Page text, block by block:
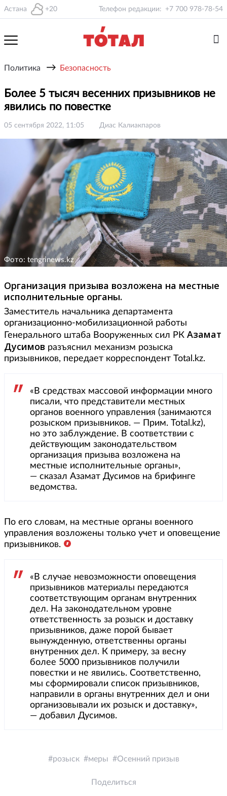
Астана +20 Телефон редакции: +7 700 978-78-54
Политика → Безопасность
Более 5 тысяч весенних призывников не
явились по повестке
05 сентября 2022, 11:05 Диас Калиакпаров
Фото: tengrinews.kz
Организация призыва возложена на местные
исполнительные органы.
Заместитель начальника департамента
организационно-мобилизационной работы
Генерального штаба Вооруженных сил РК Азамат
Дусимов разъяснил механизм розыска
призывников, передает корреспондент Total.kz.
«В средствах массовой информации много
писали, что представители местных
органов военного управления (занимаются
розыском призывников. — Прим. Total.kz),
но это заблуждение. В соответствии с
действующим законодательством
организация призыва возложена на
местные исполнительные органы»,
— сказал Азамат Дусимов на брифинге
ведомства.
По его словам, на местные органы военного
управления возложены только учет и оповещение
призывников.
«В случае невозможности оповещения
призывников материалы передаются
соответствующим органам внутренних
дел. На законодательном уровне
ответственность за розыск и доставку
призывников, даже порой бывает
вынужденную, ответственны органы
внутренних дел. К примеру, за весну
более 5000 призывников получили
повестки и не явились. Соответственно,
мы сформировали список призывников,
направили в органы внутренних дел и они
организовывали их розыск и доставку»,
— добавил Дусимов.
розыск меры Осенний призыв
Поделиться